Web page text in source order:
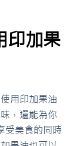
印加果
用印加果油
，還能為你
受美食的同時